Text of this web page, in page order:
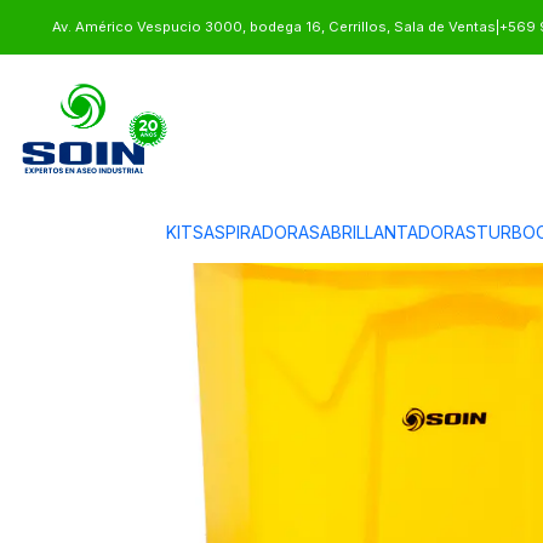
KITSASPIRADORASABRILLANTADORAS
Av. Américo Vespucio 3000, bodega 16, Cerrillos, Sala de Ventas +569
Inicio BASUREROS CONTENEDORES DE BASURA BASURERO